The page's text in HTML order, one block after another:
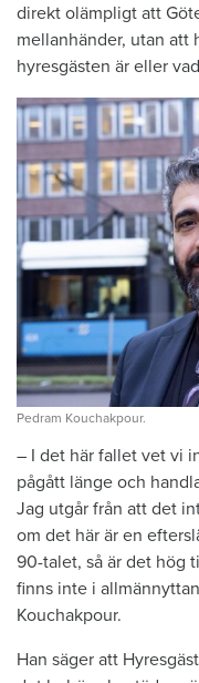
direkt olämpligt att
mellanhänder, utan att
hyresgästen är eller
Pedram Kouchakpour.
– I det här fallet vet vi
pågått länge och
Jag utgår från att det
om det här är en
90-talet, så är det hög
finns inte i
Kouchakpour.
Han säger att